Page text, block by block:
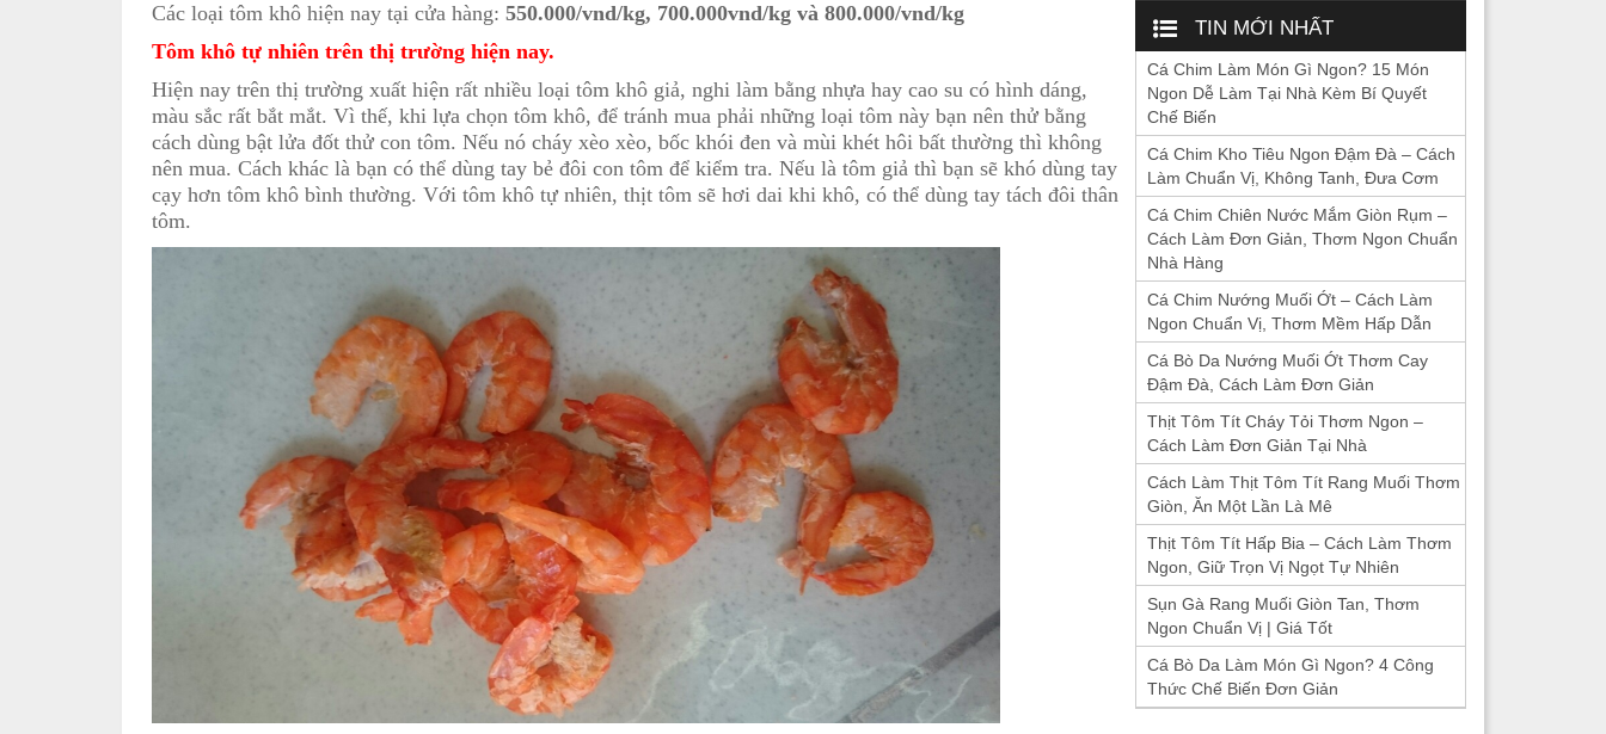
Các loại tôm khô hiện nay tại cửa hàng: 550.000/vnd/kg, 700.000vnd/kg và 800.000/vnd/kg
Tôm khô tự nhiên trên thị trường hiện nay.
Hiện nay trên thị trường xuất hiện rất nhiều loại tôm khô giả, nghi làm bằng nhựa hay cao su có hình dáng,
màu sắc rất bắt mắt. Vì thế, khi lựa chọn tôm khô, để tránh mua phải những loại tôm này bạn nên thử bằng
cách dùng bật lửa đốt thử con tôm. Nếu nó cháy xèo xèo, bốc khói đen và mùi khét hôi bất thường thì không
nên mua. Cách khác là bạn có thể dùng tay bẻ đôi con tôm để kiểm tra. Nếu là tôm giả thì bạn sẽ khó dùng tay
cạy hơn tôm khô bình thường. Với tôm khô tự nhiên, thịt tôm sẽ hơi dai khi khô, có thể dùng tay tách đôi thân
tôm.
TIN MỚI NHẤT
Cá Chim Làm Món Gì Ngon? 15 Món
Ngon Dễ Làm Tại Nhà Kèm Bí Quyết
Chế Biến
Cá Chim Kho Tiêu Ngon Đậm Đà – Cách
Làm Chuẩn Vị, Không Tanh, Đưa Cơm
Cá Chim Chiên Nước Mắm Giòn Rụm –
Cách Làm Đơn Giản, Thơm Ngon Chuẩn
Nhà Hàng
Cá Chim Nướng Muối Ớt – Cách Làm
Ngon Chuẩn Vị, Thơm Mềm Hấp Dẫn
Cá Bò Da Nướng Muối Ớt Thơm Cay
Đậm Đà, Cách Làm Đơn Giản
Thịt Tôm Tít Cháy Tỏi Thơm Ngon –
Cách Làm Đơn Giản Tại Nhà
Cách Làm Thịt Tôm Tít Rang Muối Thơm
Giòn, Ăn Một Lần Là Mê
Thịt Tôm Tít Hấp Bia – Cách Làm Thơm
Ngon, Giữ Trọn Vị Ngọt Tự Nhiên
Sụn Gà Rang Muối Giòn Tan, Thơm
Ngon Chuẩn Vị | Giá Tốt
Cá Bò Da Làm Món Gì Ngon? 4 Công
Thức Chế Biến Đơn Giản